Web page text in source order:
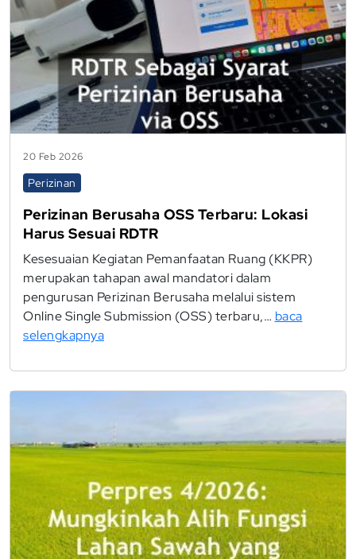
20 Feb 2026
Perizinan
Perizinan Berusaha OSS Terbaru: Lokasi
Harus Sesuai RDTR
Kesesuaian Kegiatan Pemanfaatan Ruang (KKPR)
merupakan tahapan awal mandatori dalam
pengurusan Perizinan Berusaha melalui sistem
Online Single Submission (OSS) terbaru,… baca
selengkapnya